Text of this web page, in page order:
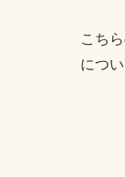
こち
につ